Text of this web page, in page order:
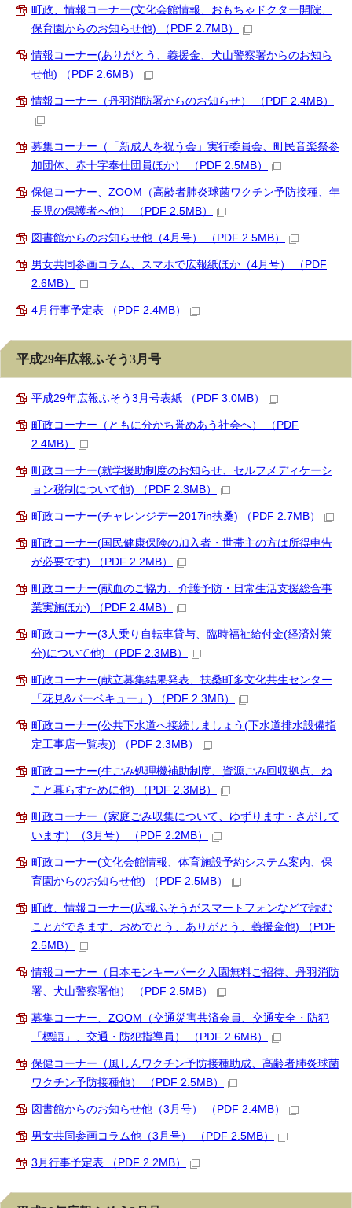
町政、情報コーナー(文化会館情報、おもちゃドクター開院、
保育園からのお知らせ他) （PDF 2.7MB）
情報コーナー(ありがとう、義援金、犬山警察署からのお知ら
せ他) （PDF 2.6MB）
情報コーナー（丹羽消防署からのお知らせ） （PDF 2.4MB）
募集コーナー（「新成人を祝う会」実行委員会、町民音楽祭参
加団体、赤十字奉仕団員ほか） （PDF 2.5MB）
保健コーナー、ZOOM（高齢者肺炎球菌ワクチン予防接種、年
長児の保護者へ他） （PDF 2.5MB）
図書館からのお知らせ他（4月号） （PDF 2.5MB）
男女共同参画コラム、スマホで広報紙ほか（4月号） （PDF
2.6MB）
4月行事予定表 （PDF 2.4MB）
平成29年広報ふそう3月号
平成29年広報ふそう3月号表紙 （PDF 3.0MB）
町政コーナー（ともに分かち誉めあう社会へ） （PDF
2.4MB）
町政コーナー(就学援助制度のお知らせ、セルフメディケーシ
ョン税制について他) （PDF 2.3MB）
町政コーナー(チャレンジデー2017in扶桑) （PDF 2.7MB）
町政コーナー(国民健康保険の加入者・世帯主の方は所得申告
が必要です) （PDF 2.2MB）
町政コーナー(献血のご協力、介護予防・日常生活支援総合事
業実施ほか) （PDF 2.4MB）
町政コーナー(3人乗り自転車貸与、臨時福祉給付金(経済対策
分)について他) （PDF 2.3MB）
町政コーナー(献立募集結果発表、扶桑町多文化共生センター
「花見&バーベキュー」) （PDF 2.3MB）
町政コーナー(公共下水道へ接続しましょう(下水道排水設備指
定工事店一覧表)) （PDF 2.3MB）
町政コーナー(生ごみ処理機補助制度、資源ごみ回収拠点、ね
こと暮らすために他) （PDF 2.3MB）
町政コーナー（家庭ごみ収集について、ゆずります・さがして
います）（3月号） （PDF 2.2MB）
町政コーナー(文化会館情報、体育施設予約システム案内、保
育園からのお知らせ他) （PDF 2.5MB）
町政、情報コーナー(広報ふそうがスマートフォンなどで読む
ことができます、おめでとう、ありがとう、義援金他) （PDF
2.5MB）
情報コーナー（日本モンキーパーク入園無料ご招待、丹羽消防
署、犬山警察署他） （PDF 2.5MB）
募集コーナー、ZOOM（交通災害共済会員、交通安全・防犯
「標語」、交通・防犯指導員） （PDF 2.6MB）
保健コーナー（風しんワクチン予防接種助成、高齢者肺炎球菌
ワクチン予防接種他） （PDF 2.5MB）
図書館からのお知らせ他（3月号） （PDF 2.4MB）
男女共同参画コラム他（3月号） （PDF 2.5MB）
3月行事予定表 （PDF 2.2MB）